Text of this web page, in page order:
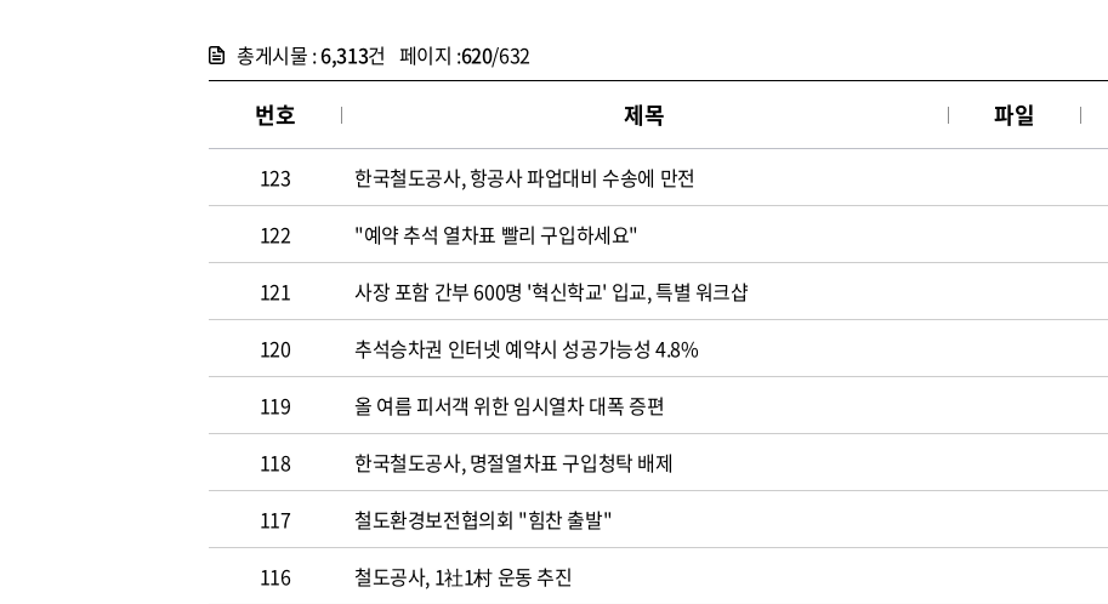
총게시물 :6,313건 페이지 :620/632
번호 제목 파일
123 한국철도공사, 항공사 파업대비 수송에 만전
122
"예약 추석 열차표 빨리 구입하세요"
121
사장 포함 간부 600명 '혁신학교' 입교, 특별 워크샵
120
추석승차권 인터넷 예약시 성공가능성 4.8%
119
올 여름 피서객 위한 임시열차 대폭 증편
118
한국철도공사, 명절열차표 구입청탁 배제
117
철도환경보전협의회 "힘찬 출발"
116
철도공사, 1社1村 운동 추진